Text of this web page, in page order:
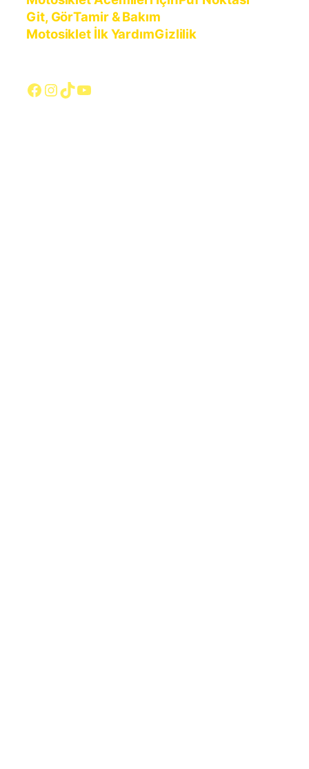
Git, GörTamir & Bakım
Motosiklet İlk YardımGizlilik
Facebook
Instagram
TikTok
YouTube